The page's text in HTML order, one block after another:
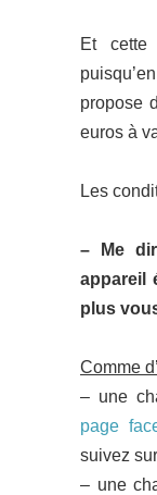
Et cette
propose
euros à
Les
– Me
appareil
plus
Comme
– une
page
suivez sur
– une